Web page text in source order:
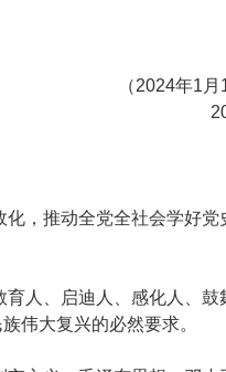
（2024年1
推动全党全社会学好党
、启迪人、感化人、鼓
伟大复兴的必然要求。